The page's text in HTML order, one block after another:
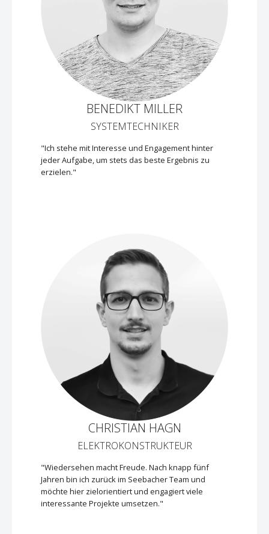
BENEDIKT MILLER
SYSTEMTECHNIKER
"Ich stehe mit Interesse und Engagement hinter
jeder Aufgabe, um stets das beste Ergebnis zu
erzielen."
CHRISTIAN HAGN
ELEKTROKONSTRUKTEUR
"Wiedersehen macht Freude. Nach knapp fünf
Jahren bin ich zurück im Seebacher Team und
möchte hier zielorientiert und engagiert viele
interessante Projekte umsetzen."